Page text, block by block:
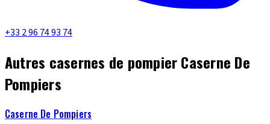
+33 2 96 74 93 74
Autres casernes de pompier Caserne De
Pompiers
Caserne De Pompiers